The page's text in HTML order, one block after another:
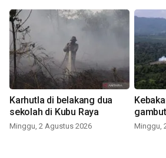
Karhutla di belakang dua
sekolah di Kubu Raya
Minggu, 2 Agustus 2026 Minggu,